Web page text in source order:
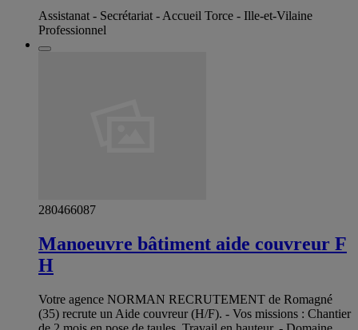
Assistanat - Secrétariat - Accueil Torce - Ille-et-Vilaine
Professionnel
280466087
Manoeuvre bâtiment aide couvreur F
H
Votre agence NORMAN RECRUTEMENT de Romagné
(35) recrute un Aide couvreur (H/F). - Vos missions : Chantier